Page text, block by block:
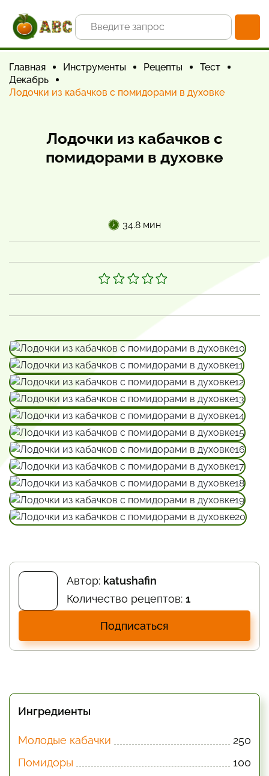
Главная Инструменты Рецепты
Тест
Декабрь
Лодочки из кабачков с помидорами в духовке
Лодочки из кабачков с
помидорами в духовке
34.8 мин
Автор: katushafin
Количество рецептов: 1
Подписаться
Ингредиенты
Молодые кабачки
250
Помидоры
100